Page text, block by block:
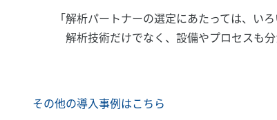
「解析パートナーの選定にあたっては、いろ
解析技術だけでなく、設備やプロセスも分か
その他の導入事例はこちら